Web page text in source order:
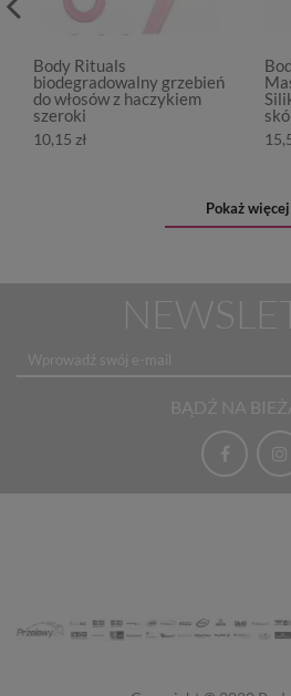
Body Rituals
biodegradowalny grzebień
do włosów z haczykiem
szeroki
10,15 zł
Pokaż więcej
BĄDŹ NA